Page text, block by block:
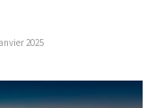
2025